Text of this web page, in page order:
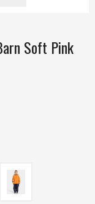
Soft Pink